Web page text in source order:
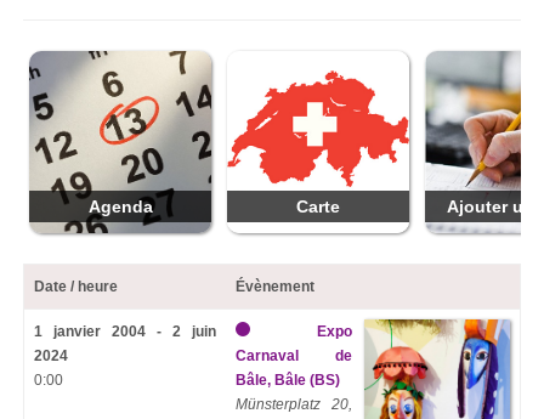
Agenda Carte Ajouter
Date / heure Évènement
1 janvier 2004 - 2 juin
2024
0:00
Expo
Carnaval de
Bâle, Bâle (BS)
Münsterplatz 20,